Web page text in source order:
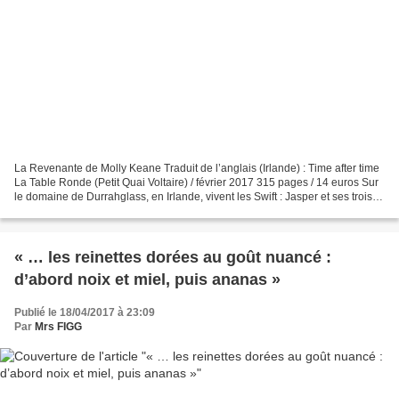
La Revenante de Molly Keane Traduit de l’anglais (Irlande) : Time after time
La Table Ronde (Petit Quai Voltaire) / février 2017 315 pages / 14 euros Sur
le domaine de Durrahglass, en Irlande, vivent les Swift : Jasper et ses trois
« … les reinettes dorées au goût nuancé :
d’abord noix et miel, puis ananas »
Publié le 18/04/2017 à 23:09
Par Mrs FIGG